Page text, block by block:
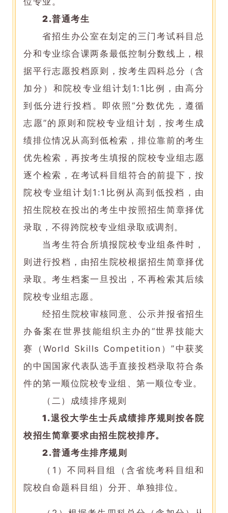
2.普通考生
省招生办公室在划定的三门考试科目总
分和专业综合课两条最低控制分数线上，根
据平行志愿投档原则，按考生四科总分（含
加分）和院校专业组计划1:1比例，由高分
到低分进行投档。即依照“分数优先，遵循
志愿”的原则和院校专业组计划，按考生成
绩排位情况从高到低检索，排位靠前的考生
优先检索，再按考生填报的院校专业组志愿
逐个检索，在考试科目组符合的前提下，按
院校专业组计划1:1比例从高到低投档，由
招生院校在投出的考生中按照招生简章择优
录取，不得跨院校专业组录取或调剂。
当考生符合所填报院校专业组条件时，
则进行投档，由招生院校根据招生简章择优
录取。考生档案一旦投出，不再检索其后续
院校专业组志愿。
经招生院校审核同意、公示并报省招生
办备案在世界技能组织主办的“世界技能大
赛（World Skills Competition）”中获奖
的中国国家代表队选手直接投档录取符合条
件的第一顺位院校专业组、第一顺位专业。
（二）成绩排序规则
1.退役大学生士兵成绩排序规则按各院
校招生简章要求由招生院校排序。
2.普通考生排序规则
（1）不同科目组（含省统考科目组和
院校自命题科目组）分开、单独排位。